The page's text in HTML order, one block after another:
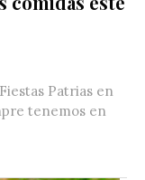
Patrias en
tenemos en